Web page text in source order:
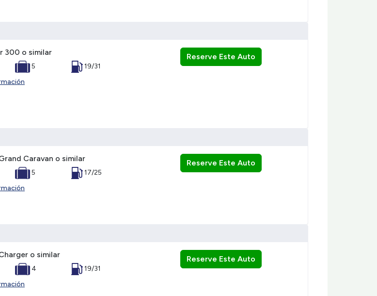
300 o similar
5
19/31
Reserve Este Auto
Caravan o similar
5
17/25
Reserve Este Auto
o similar
4
19/31
Reserve Este Auto